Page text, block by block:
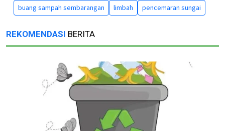
buang sampah sembarangan
limbah pencemaran sungai
REKOMENDASI BERITA